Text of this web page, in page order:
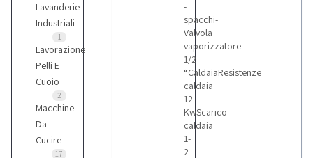
Lavanderie
Industriali
1
Lavorazione
Pelli E
Cuoio
2
Macchine
Da
Cucire
17
-
spacchi-
Valvola
vaporizzatore
1/2
“CaldaiaResistenze
caldaia
12
KwScarico
caldaia
1-
2